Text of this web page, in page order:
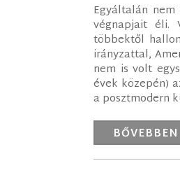
Egyáltalán
végnapjait éli.
többektől
irányzattal,
nem is volt
évek közepén)
a posztmodern
BŐVEBBEN